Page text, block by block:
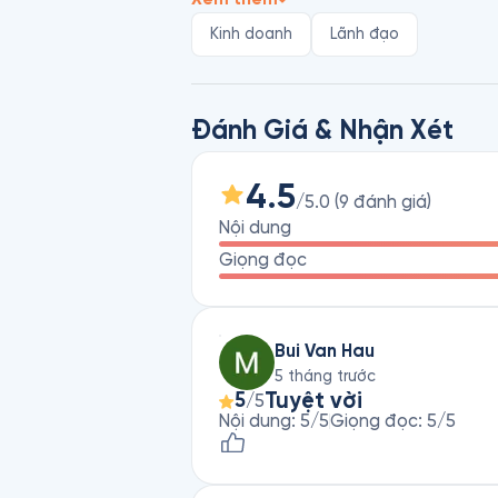
Robert Bruce Shaw là nhà tư vấn
giúp các nhà quản trị doanh
Bằng…
Kinh doanh Lãnh đạo
Đánh Giá & Nhận Xét
4.5/5.0 (9 đánh giá)
Nội dung
Giọng đọc
Bui Van Hau
5 tháng trước
5/5Tuyệt vời
Nội dung: 5/5Giọng đọc: 5/5